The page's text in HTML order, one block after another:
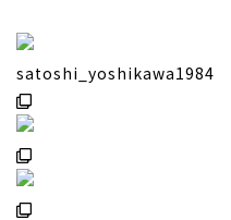
satoshi_yoshikawa1984